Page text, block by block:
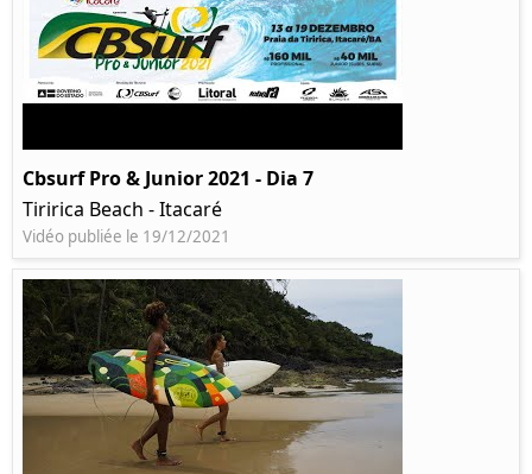
Cbsurf Pro & Junior 2021 - Dia 7
Tiririca Beach - Itacaré
Vidéo publiée le 19/12/2021